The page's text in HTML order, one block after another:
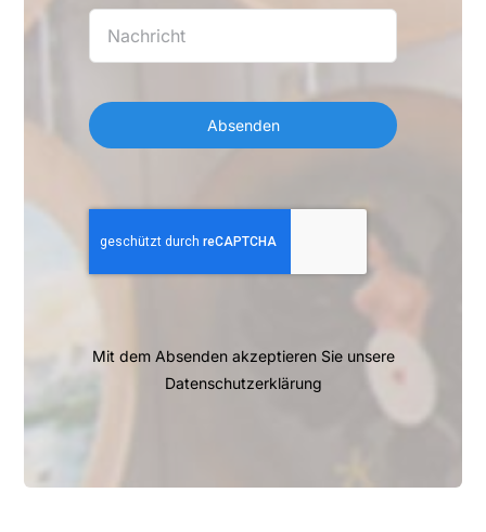
Absenden
Mit dem Absenden akzeptieren Sie unsere
Datenschutzerklärung